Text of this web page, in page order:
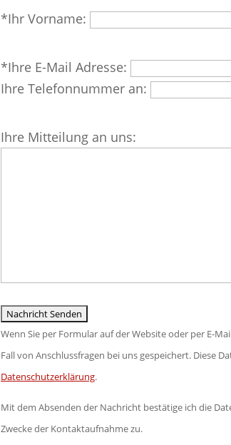
lasse
Feld
leer.
*Ihr Vorname:
lasse
dieses
leer.
*Ihre E-Mail Adresse:
Ihre Telefonnummer an:
lasse
Ihre Mitteilung an uns:
Wenn Sie per Formular auf der Website oder per E-
Fall von Anschlussfragen bei uns gespeichert. Diese
Datenschutzerklärung.
Mit dem Absenden der Nachricht bestätige ich die
Zwecke der Kontaktaufnahme zu.